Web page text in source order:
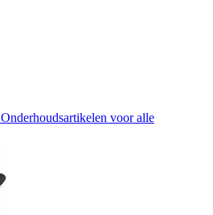
Onderhoudsartikelen voor alle